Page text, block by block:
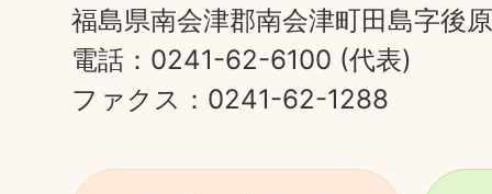
福島県南会津郡南会津町田島字後
電話：0241-62-6100 (代表)
ファクス：0241-62-1288